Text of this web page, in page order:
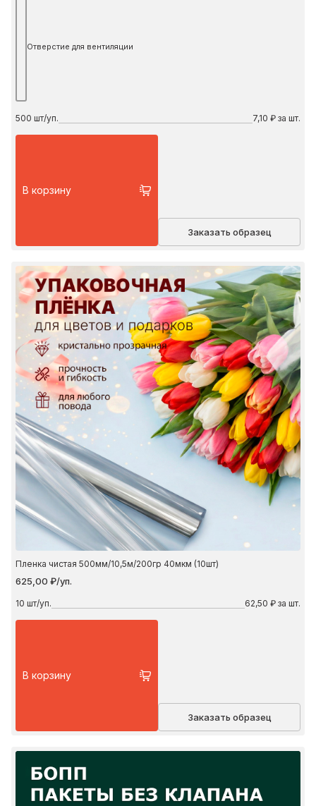
Отверстие для вентиляции
500 шт/уп. 7,10 ₽ за шт.
В корзину
Заказать образец
Пленка чистая 500мм/10,5м/200гр 40мкм (10шт)
625,00 ₽/уп.
10 шт/уп. 62,50 ₽ за шт.
В корзину
Заказать образец